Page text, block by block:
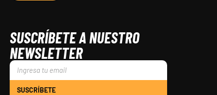
SUSCRÍBETE A NUESTRO
NEWSLETTER
SUSCRÍBETE